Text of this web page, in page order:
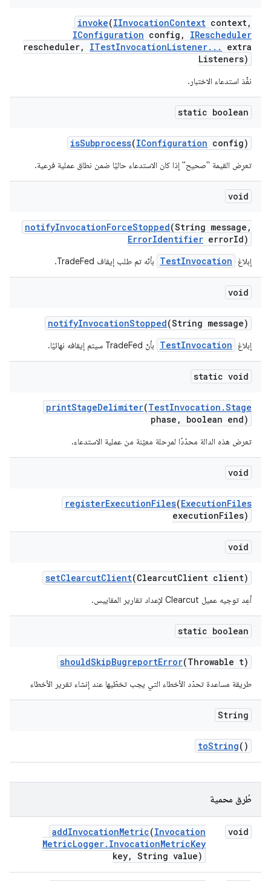
invoke(IInvocationContext context,
IConfiguration config ,
IRescheduler
rescheduler, ITestInvocationListener. . .
extra
Listeners)
نفِّذ استدعاء الاختبار.
static boolean
isSubprocess(IConfiguration config)
تعرِض القيمة "صحيح" إذا كان الاستدعاء حاليًا ضمن نطاق عملية فرعية.
void
notifyInvocationForceStopped(String message ,
ErrorIdentifier errorId)
إبلاغ TestInvocation بأنّه تم طلب إيقاف TradeFed.
void
notifyInvocationStopped(String message)
إبلاغ TestInvocation بأنّ TradeFed سيتم إيقافه نهائيًا.
static void
printStageDelimiter(TestInvocation .Stage
phase , boolean end)
تعرض هذه الدالة محدّدًا لمرحلة معيّنة من عملية الاستدعاء.
void
registerExecutionFiles(ExecutionFiles
executionFiles)
void
setClearcutClient(ClearcutClient client)
أعِد توجيه عميل Clearcut لإعداد تقارير المقاييس.
static boolean
shouldSkipBugreportError(Throwable t)
طريقة مساعدة تحدّد الأخطاء التي يجب تخطّيها عند إنشاء تقرير الأخطاء
String
toString()
طُرق محمية
void
addInvocationMetric(Invocation
MetricLogger. InvocationMetricKey
key, String value)